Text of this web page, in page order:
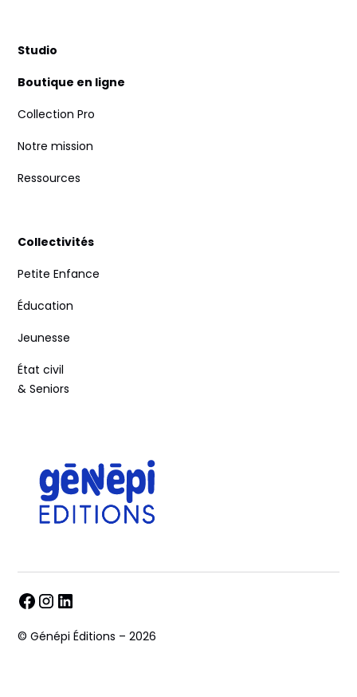
Studio
Boutique en ligne
Collection Pro
Notre mission
Ressources
Collectivités
Petite Enfance
Éducation
Jeunesse
État civil
& Seniors
© Génépi Éditions – 2026